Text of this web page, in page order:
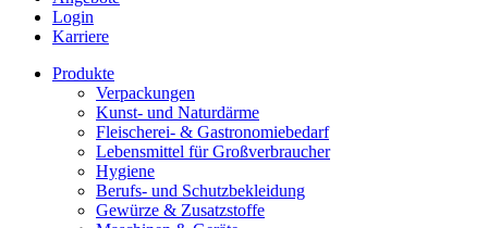
Login
Karriere
Produkte
Verpackungen
Kunst- und Naturdärme
Fleischerei- & Gastronomiebedarf
Lebensmittel für Großverbraucher
Hygiene
Berufs- und Schutzbekleidung
Gewürze & Zusatzstoffe